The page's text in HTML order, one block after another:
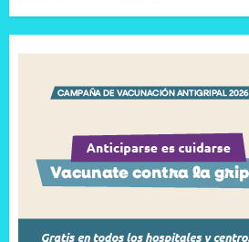
10 JULIO, 2026